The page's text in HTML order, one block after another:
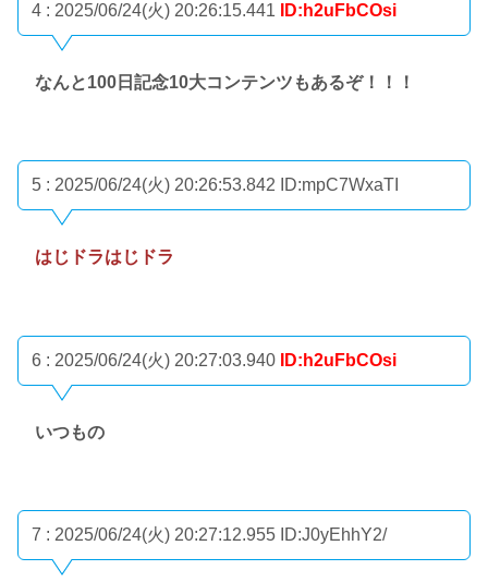
4 : 2025/06/24(火) 20:26:15.441 ID:h2uFbCOsi
なんと100日記念10大コンテンツもあるぞ！！！
5 : 2025/06/24(火) 20:26:53.842 ID:mpC7WxaTI
はじドラはじドラ
6 : 2025/06/24(火) 20:27:03.940 ID:h2uFbCOsi
いつもの
7 : 2025/06/24(火) 20:27:12.955 ID:J0yEhhY2/